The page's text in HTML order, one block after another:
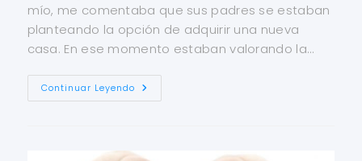
mío, me comentaba que sus padres se estaban
planteando la opción de adquirir una nueva
casa. En ese momento estaban valorando la…
Continuar Leyendo